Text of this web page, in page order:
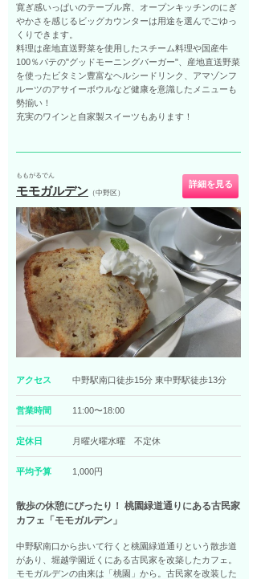
寛ぎ感いっぱいのテーブル席、オープンキッチンのにぎ
やかさを感じるビッグカウンターは用途を選んでごゆっ
くりできます。
料理は産地直送野菜を使用したスチーム料理や国産牛
100％パテの"グッドモーニングバーガー"、産地直送野菜
を使ったビタミン豊富なヘルシードリンク、アマゾンフ
ルーツのアサイーボウルなど健康を意識したメニューも
勢揃い！
充実のワインと自家製スイーツもあります！
ももがるでん
モモガルデン （中野区）
詳細を見る
アクセス 中野駅南口徒歩15分 東中野駅徒歩13分
営業時間 11:00〜18:00
定休日 月曜火曜水曜 不定休
平均予算 1,000円
散歩の休憩にぴったり！ 桃園緑道通りにある古民家
カフェ「モモガルデン」
中野駅南口から歩いて行くと桃園緑道通りという散歩道
があり、堀越学園近くにある古民家を改築したカフェ。
モモガルデンの由来は「桃園」から。古民家を改装した